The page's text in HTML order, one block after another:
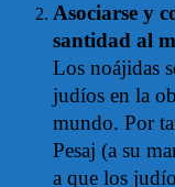
Asociarse y
santidad al
Los noájidas
judíos en la
mundo. Por
Pesaj (a su
a que los